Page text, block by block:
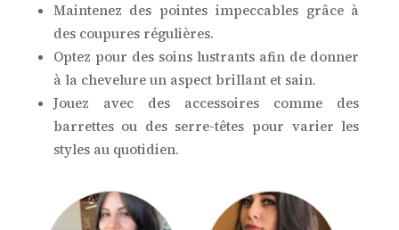
Maintenez des pointes impeccables grâce à
des coupures régulières.
Optez pour des soins lustrants afin de donner
à la chevelure un aspect brillant et sain.
Jouez avec des accessoires comme des
barrettes ou des serre-têtes pour varier les
styles au quotidien.